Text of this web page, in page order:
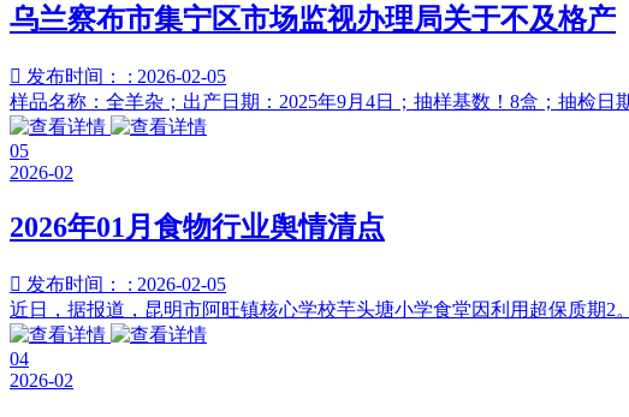
乌兰察布市集宁区市场监视办理局关于不及格产
 发布时间： : 2026-02-05
样品名称：全羊杂；出产日期：2025年9月4日；抽样基数！8盒；抽检
05
2026-02
2026年01月食物行业舆情清点
 发布时间： : 2026-02-05
近日，据报道，昆明市阿旺镇核心学校芋头塘小学食堂因利用超保质期
04
2026-02